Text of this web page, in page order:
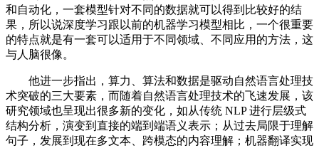
和自动化，一套模型针对不同的数据就可以得到比较好的结
果，所以说深度学习跟以前的机器学习模型相比，一个很重要
的特点就是有一套可以适用于不同领域、不同应用的方法，这
与人脑很像。
他进一步指出，算力、算法和数据是驱动自然语言处理技
术突破的三大要素，而随着自然语言处理技术的飞速发展，该
研究领域也呈现出很多新的变化，如从传统 NLP 进行层级式
结构分析，演变到直接的端到端语义表示；从过去局限于理解
句子，发展到现在多文本、跨模态的内容理解；机器翻译实现